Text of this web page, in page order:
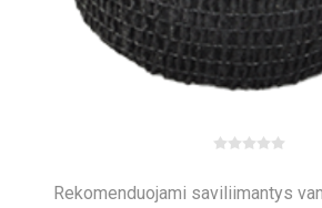
Rekomenduojami saviliimantys